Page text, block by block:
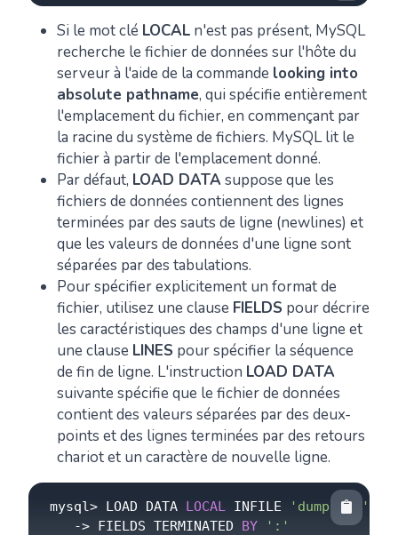
Si le mot clé LOCAL n'est pas présent, MySQL
recherche le fichier de données sur l'hôte du
serveur à l'aide de la commande looking into
absolute pathname, qui spécifie entièrement
l'emplacement du fichier, en commençant par
la racine du système de fichiers. MySQL lit le
fichier à partir de l'emplacement donné.
Par défaut, LOAD DATA suppose que les
fichiers de données contiennent des lignes
terminées par des sauts de ligne (newlines) et
que les valeurs de données d'une ligne sont
séparées par des tabulations.
Pour spécifier explicitement un format de
fichier, utilisez une clause FIELDS pour décrire
les caractéristiques des champs d'une ligne et
une clause LINES pour spécifier la séquence
de fin de ligne. L'instruction LOAD DATA
suivante spécifie que le fichier de données
contient des valeurs séparées par des deux-
points et des lignes terminées par des retours
chariot et un caractère de nouvelle ligne.
mysql> LOAD DATA LOCAL INFILE 'dump.txt'
-> FIELDS TERMINATED BY
':'